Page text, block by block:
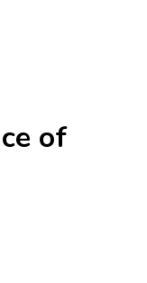
of